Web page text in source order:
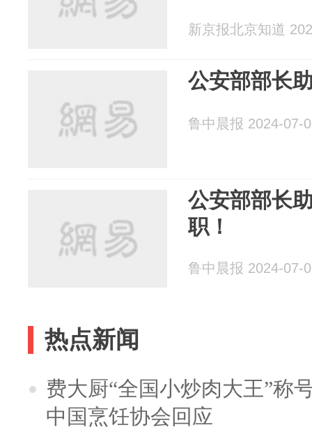
新京报北京知道
公安部部长
鲁中晨报 2024-07-
公安部部长
职！
鲁中晨报 2024-07-
热点新闻
费大厨“全国小炒肉大王”称
中国烹饪协会回应